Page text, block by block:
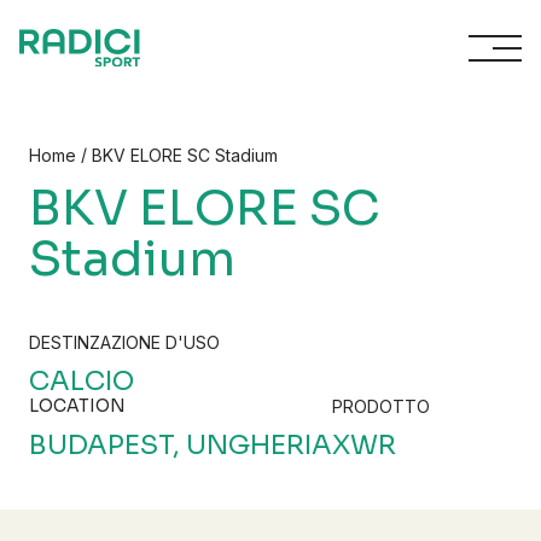
Home / BKV ELORE SC Stadium
BKV ELORE SC
Stadium
DESTINZAZIONE D'USO
CALCIO
LOCATION
BUDAPEST, UNGHERIA
PRODOTTO
XWR